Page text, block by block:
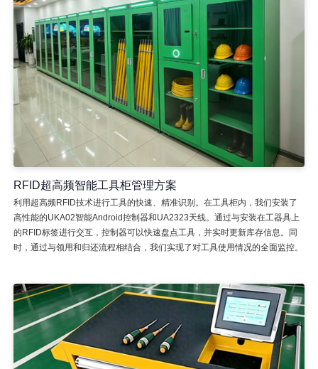
RFID超高频智能工具柜管理方案
利用超高频RFID技术进行工具的快速、精准识别。在工具柜内，我们安装了
高性能的UKA02智能Android控制器和UA2323天线。通过与安装在工器具上
的RFID标签进行交互，控制器可以快速盘点工具，并实时更新库存信息。同
时，通过与领用和归还流程相结合，我们实现了对工具使用情况的全面监控。